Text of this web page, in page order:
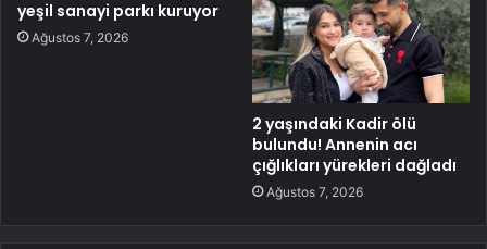
yeşil sanayi parkı kuruyor
Ağustos 7, 2026
2 yaşındaki Kadir ölü
bulundu! Annenin acı
çığlıkları yürekleri dağladı
Ağustos 7, 2026